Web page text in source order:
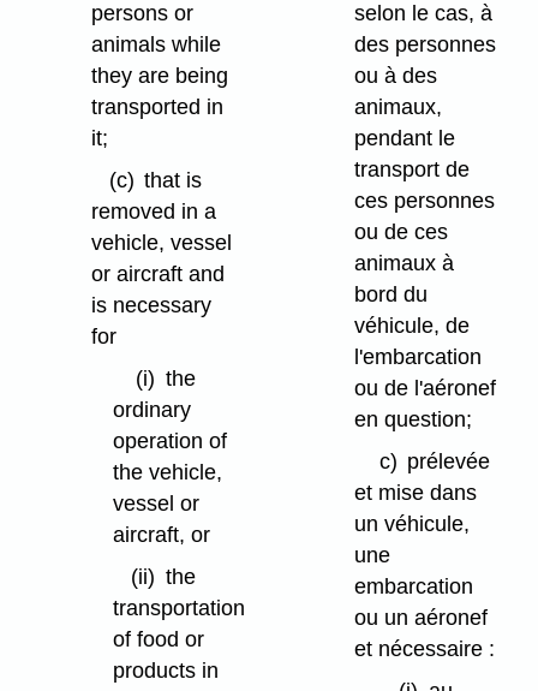
persons or
animals while
they are being
transported in
it;
(c) that is
removed in a
vehicle, vessel
or aircraft and
is necessary
for
(i) the
ordinary
operation of
the vehicle,
vessel or
aircraft, or
(ii) the
transportation
of food or
products in
selon le cas, à
des personnes
ou à des
animaux,
pendant le
transport de
ces personnes
ou de ces
animaux à
bord du
véhicule, de
l'embarcation
ou de l'aéronef
en question;
c) prélevée
et mise dans
un véhicule,
une
embarcation
ou un aéronef
et nécessaire :